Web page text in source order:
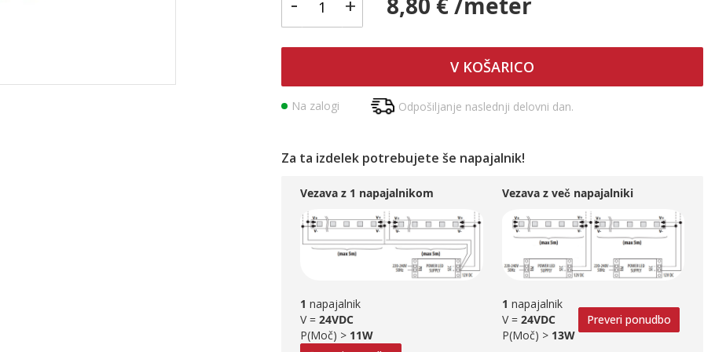
V KOŠARICO
Na zalogi Odpošiljanje naslednji delovni dan.
Za ta izdelek potrebujete še napajalnik!
Vezava z 1 napajalnikom
1 napajalnik
V =24VDC
P(Moč) > 11W
Vezava z več napajalniki
1 napajalnik
V =24VDC
P(Moč) > 13W
Preveri ponudbo